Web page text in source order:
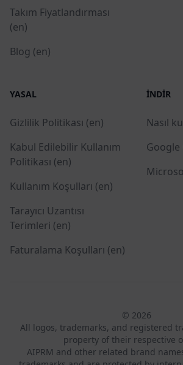
Takım Fiyatlandırması
(en)
Blog (en)
YASAL
Gizlilik Politikası (en)
Kabul Edilebilir Kullanım
Politikası (en)
Kullanım Koşulları (en)
Tarayıcı Uzantısı
Terimleri (en)
Faturalama Koşulları (en)
İNDIR
Nasıl
Google
© 2026
All logos, trademarks, and registered
property of their respective
AIPRM and other related brand